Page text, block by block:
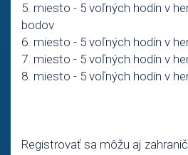
5. miesto - 5 voľných hodín v
bodov
6. miesto - 5 voľných hodín v
7. miesto - 5 voľných hodín v
8. miesto - 5 voľných hodín v
Registrovať sa môžu aj